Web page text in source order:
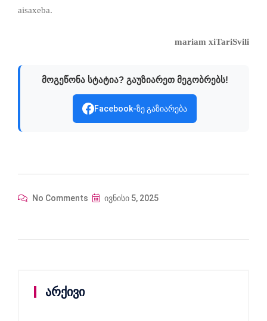
aisaxeba.
mariam xiTariSvili
მოგეწონა სტატია? გაუზიარეთ მეგობრებს!
Facebook-ზე გაზიარება
No Comments ივნისი 5, 2025
არქივი